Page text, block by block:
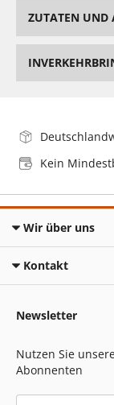
ZUTATEN UND
Kein
Wir über uns
Kontakt
Newsletter
Nutzen Sie
Abonnenten